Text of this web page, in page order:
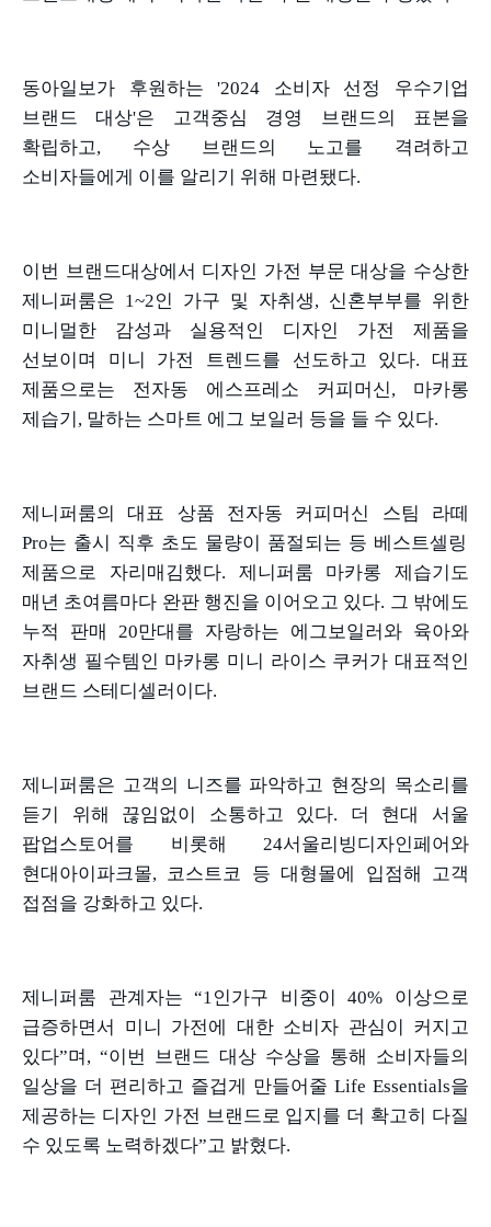
동아일보가 후원하는 '2024 소비자 선정 우수기업
브랜드 대상'은 고객중심 경영 브랜드의 표본을
확립하고, 수상 브랜드의 노고를 격려하고
소비자들에게 이를 알리기 위해 마련됐다.
이번 브랜드대상에서 디자인 가전 부문 대상을 수상한
제니퍼룸은 1~2인 가구 및 자취생, 신혼부부를 위한
미니멀한 감성과 실용적인 디자인 가전 제품을
선보이며 미니 가전 트렌드를 선도하고 있다.대표
제품으로는 전자동 에스프레소 커피머신, 마카롱
제습기 , 말하는 스마트 에그 보일러 등을 들 수 있다.
제니퍼룸의 대표 상품 전자동 커피머신 스팀 라떼
Pro는 출시 직후 초도 물량이 품절되는 등 베스트셀링
제품으로 자리매김했다. 제니퍼룸 마카롱 제습기도
매년 초여름마다 완판 행진을 이어오고 있다. 그 밖에도
누적 판매
20만대를 자랑하는 에그보일러와 육아와
자취생 필수템인 마카롱 미니 라이스 쿠커가 대표적인
브랜드 스테디셀러이다.
제니퍼룸은 고객의 니즈를 파악하고 현장의 목소리를
듣기 위해 끊임없이 소통하고 있다. 더 현대 서울
팝업스토어를 비롯해
24서울리빙디자인페어와
현대아이파크몰, 코스트코 등 대형몰에 입점해 고객
접점을 강화하고 있다.
제니퍼룸 관계자는 “1인가구 비중이 40% 이상으로
급증하면서 미니 가전에 대한 소비자 관심이 커지고
있다”며 , “이번 브랜드 대상 수상을 통해 소비자들의
일상을 더 편리하고 즐겁게 만들어줄 Life Essentials을
제공하는 디자인 가전 브랜드로 입지를 더 확고히 다질
수 있도록 노력하겠다”고 밝혔다.